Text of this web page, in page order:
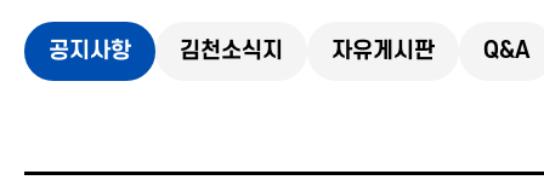
공지사항 김천소식지 자유게시판 Q&A